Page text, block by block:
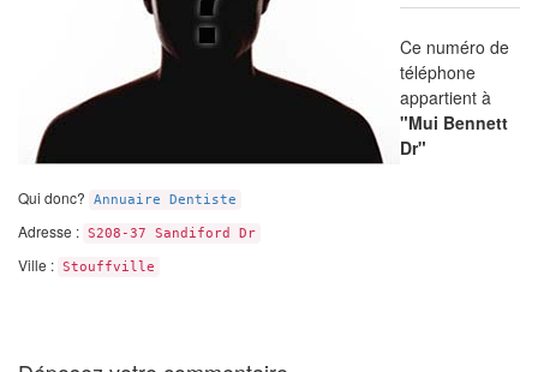
Ce numéro de
téléphone
appartient à
"Mui Bennett
Dr"
Qui donc? Annuaire Dentiste
Adresse : S208-37 Sandiford Dr
Ville : Stouffville